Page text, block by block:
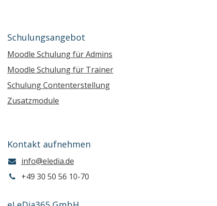
Schulungsangebot
Moodle Schulung für Admins
Moodle Schulung für Trainer
Schulung Contenterstellung
Zusatzmodule
Kontakt aufnehmen
info@eledia.de
+49 30 50 56 10-70